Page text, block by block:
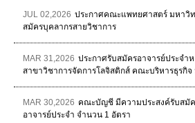
JUL 02,2026 ประกาศคณะแพทยศาสตร์ มหาวิท
สมัครบุคลากรสายวิชาการ
MAR 31,2026 ประกาศรับสมัครอาจารย์ประจ
สาขาวิชาการจัดการโลจิสติกส์ คณะบริหารธุรกิ
MAR 30,2026 คณะบัญชี มีความประสงค์รับสมัค
อาจารย์ประจำ จำนวน 1 อัตรา